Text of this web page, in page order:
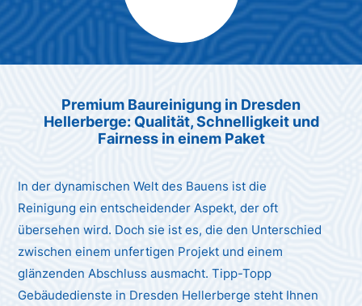
Max Mustermann
Premium Baureinigung in Dresden
Hellerberge: Qualität, Schnelligkeit und
Fairness in einem Paket
In der dynamischen Welt des Bauens ist die
Reinigung ein entscheidender Aspekt, der oft
übersehen wird. Doch sie ist es, die den Unterschied
zwischen einem unfertigen Projekt und einem
glänzenden Abschluss ausmacht. Tipp-Topp
Gebäudedienste in Dresden Hellerberge steht Ihnen